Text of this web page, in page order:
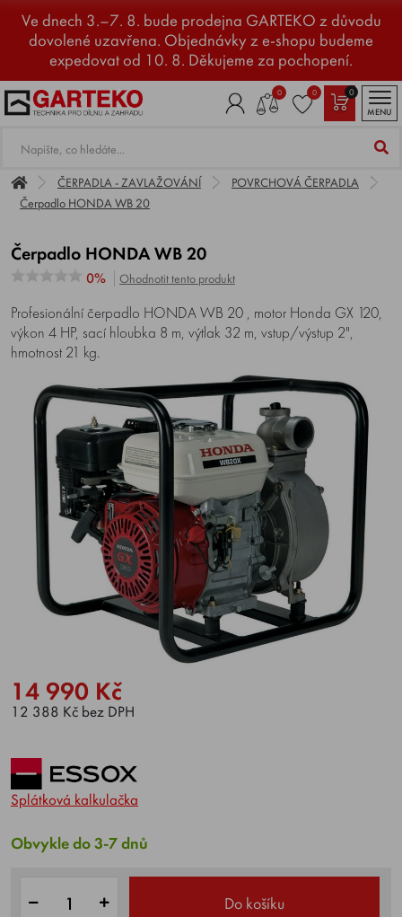
Ve dnech 3.–7. 8. bude prodejna GARTEKO z důvodu
dovolené uzavřena. Objednávky z e-shopu budeme
expedovat od 10. 8. Děkujeme za pochopení.
0 0
0
MENU
ČERPADLA - ZAVLAŽOVÁNÍ
POVRCHOVÁ ČERPADLA
Čerpadlo HONDA WB 20
Čerpadlo HONDA WB 20
0% Ohodnotit tento produkt
Profesionální čerpadlo HONDA WB 20 , motor Honda GX 120,
výkon 4 HP, sací hloubka 8 m, výtlak 32 m, vstup/výstup 2",
hmotnost 21 kg.
14 990 Kč
12 388 Kč bez DPH
Splátková kalkulačka
Obvykle do 3-7 dnů
Do košíku